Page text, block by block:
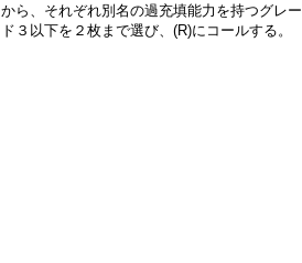
から、それぞれ別名の過充填能力を持つグレー
ド３以下を２枚まで選び、(R)にコールする。